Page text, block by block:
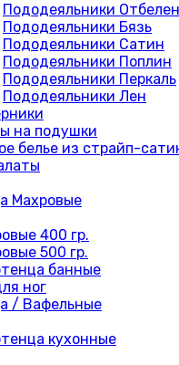
Пододеяльники
Пододеяльники Бязь
Пододеяльники Сатин
Пододеяльники Поплин
Пододеяльники Перкаль
Пододеяльники Лен
на подушки
белье из страйп-
Махровые
400 гр.
500 гр.
банные
ног
/ Вафельные
кухонные